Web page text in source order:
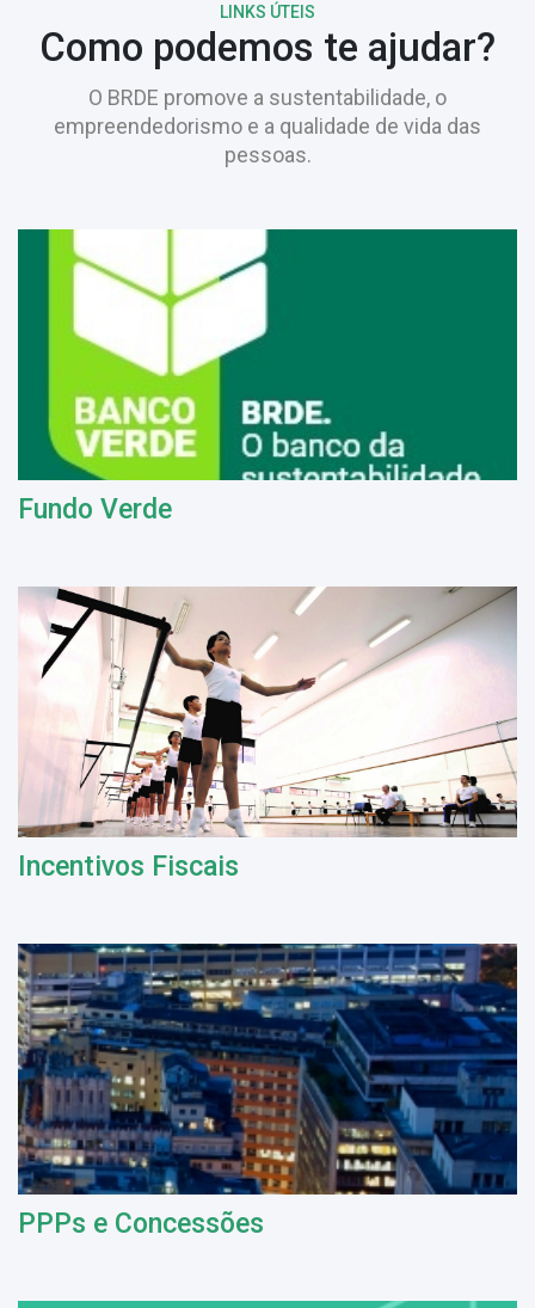
LINKS ÚTEIS
Como podemos te ajudar?
O BRDE promove a sustentabilidade, o
empreendedorismo e a qualidade de vida das
pessoas.
Fundo Verde
Incentivos Fiscais
PPPs e Concessões